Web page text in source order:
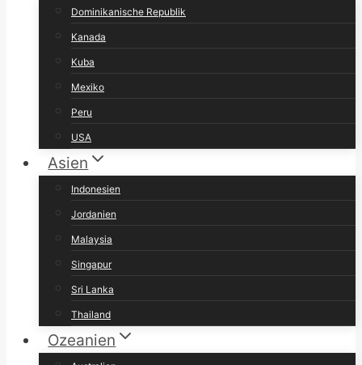
Dominikanische Republik
Kanada
Kuba
Mexiko
Peru
USA
Asien
Indonesien
Jordanien
Malaysia
Singapur
Sri Lanka
Thailand
Ozeanien